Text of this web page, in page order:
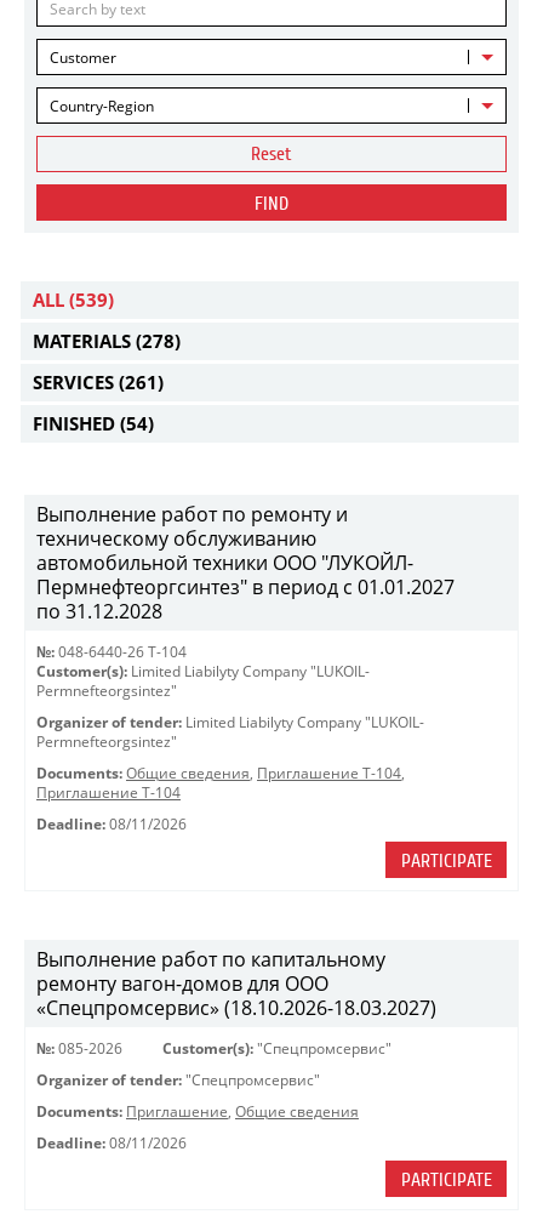
Customer
Country-Region
Reset
FIND
ALL (539)
MATERIALS (278)
SERVICES (261)
FINISHED (54)
Выполнение работ по ремонту и
техническому обслуживанию
автомобильной техники ООО "ЛУКОЙЛ-
Пермнефтеоргсинтез" в период с 01.01.2027
по 31.12.2028
№: 048-6440-26 Т-104
Customer(s): Limited Liabilyty Company "LUKOIL-
Permnefteorgsintez"
Organizer of tender: Limited Liabilyty Company "LUKOIL-
Permnefteorgsintez"
Documents: Общие сведения, Приглашение Т-104,
Приглашение Т-104
Deadline: 08/11/2026
PARTICIPATE
Выполнение работ по капитальному
ремонту вагон-домов для ООО
«Спецпромсервис» (18.10.2026-18.03.2027)
№: 085-2026 Customer(s): "Спецпромсервис"
Organizer of tender: "Спецпромсервис"
Documents: Приглашение, Общие сведения
Deadline: 08/11/2026
PARTICIPATE